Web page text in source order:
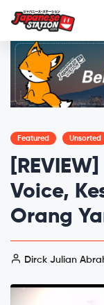
Featured Unsorted
Voice,
Orang
Dirck Julian